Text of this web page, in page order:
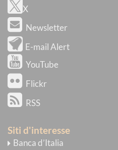
X
Newsletter
E-mail Alert
YouTube
Flickr
RSS
Siti d'interesse
Banca d’Italia